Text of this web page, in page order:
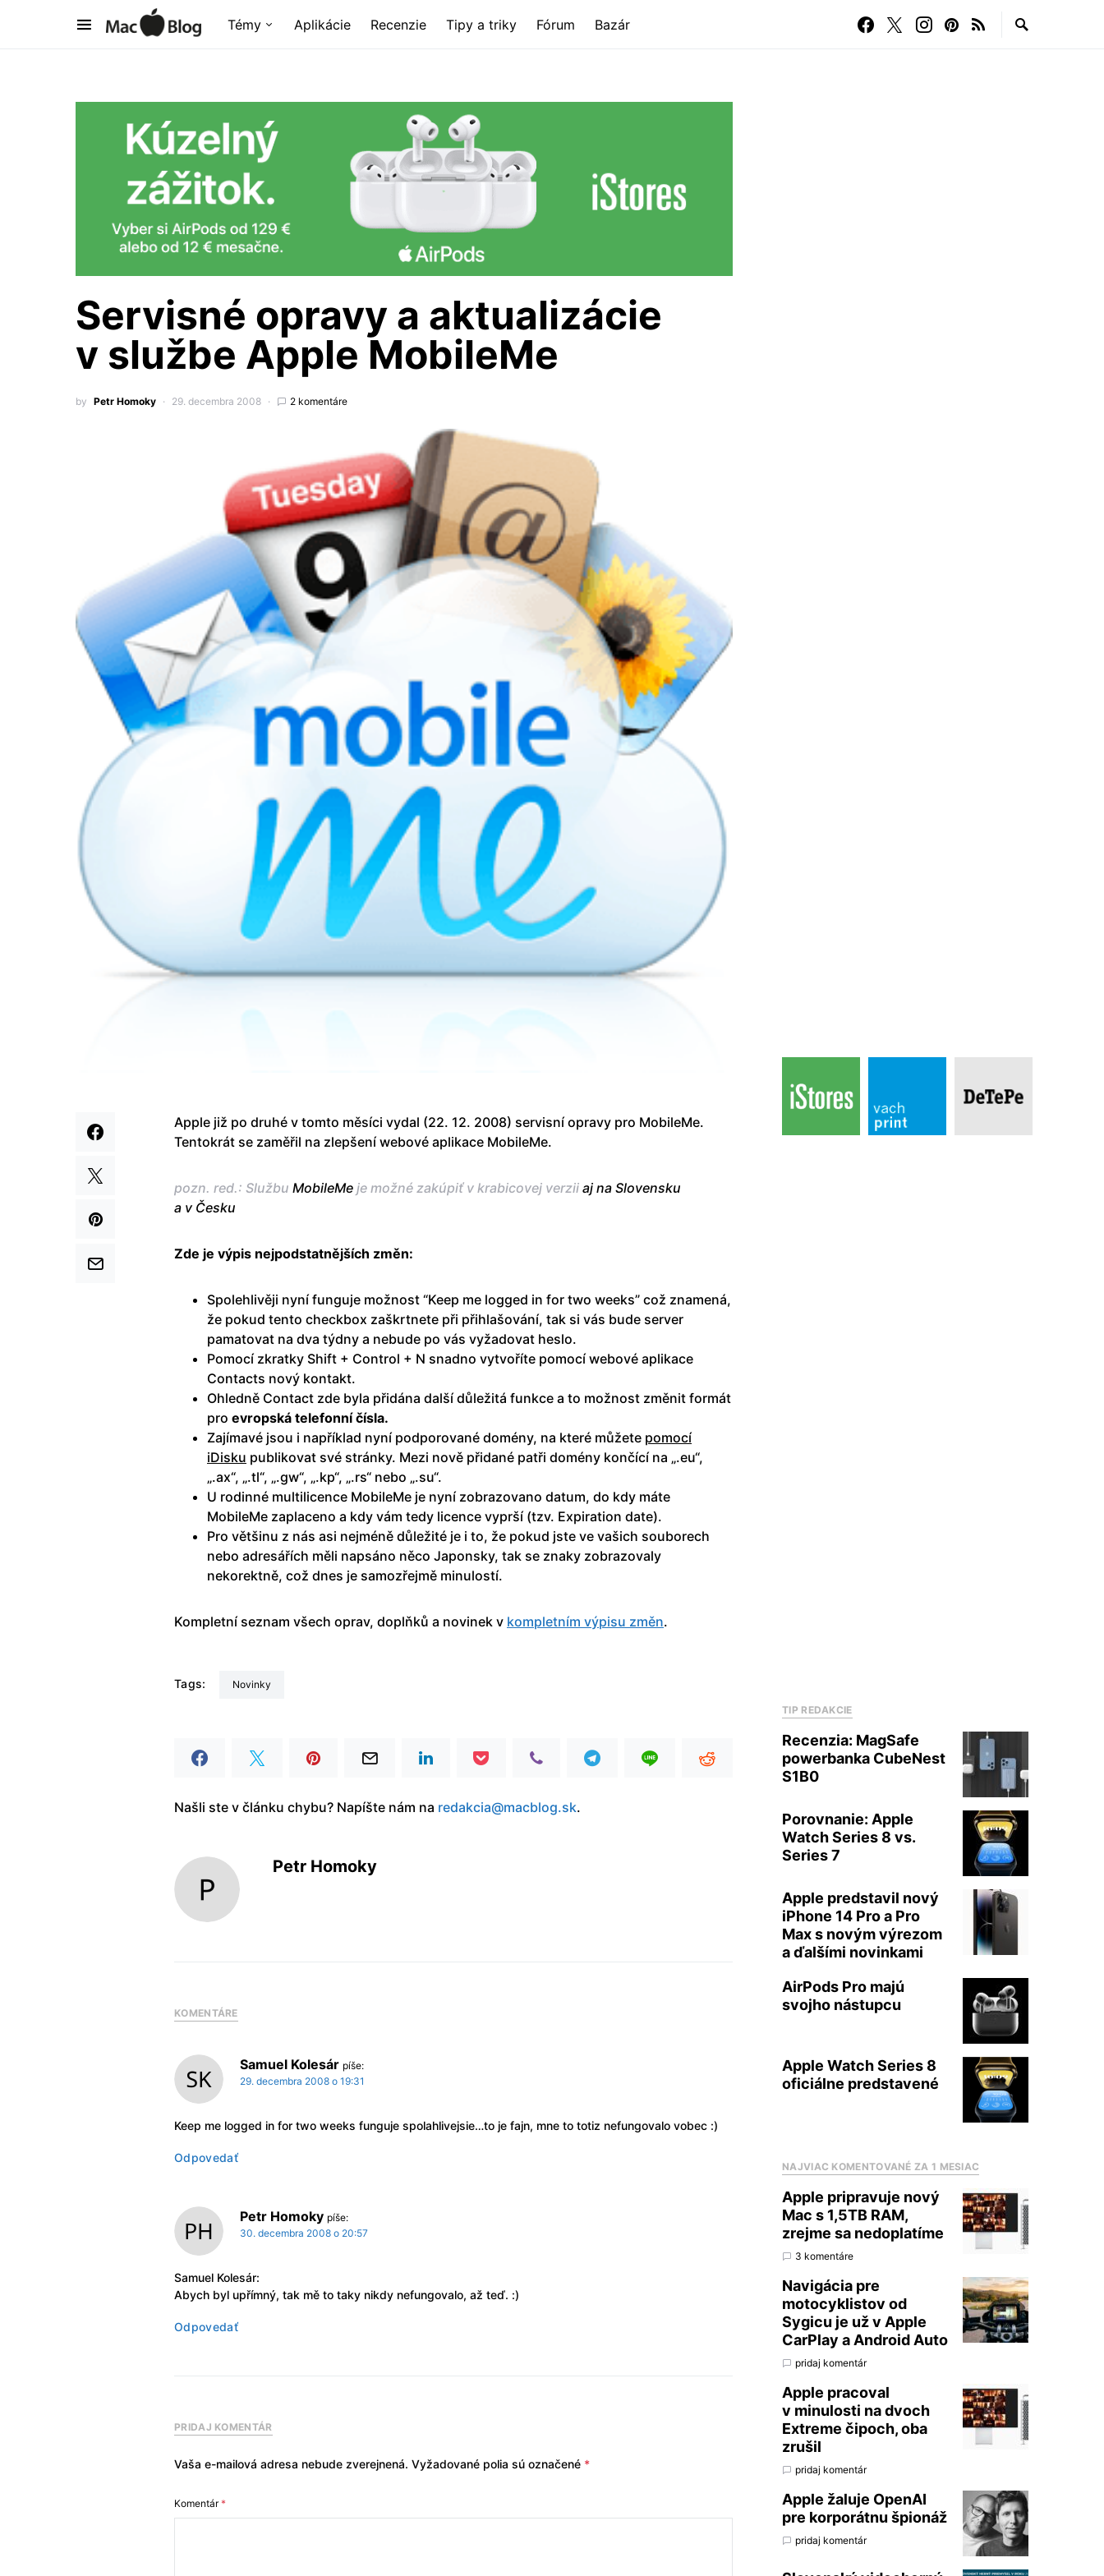
Témy Aplikácie Recenzie Tipy a triky Fórum Bazár
Servisné opravy a aktualizácie
v službe Apple MobileMe
by Petr Homoky 29. decembra 2008 2 komentáre
Apple již po druhé v tomto měsíci vydal (22. 12. 2008) servisní opravy pro MobileMe.
Tentokrát se zaměřil na zlepšení webové aplikace MobileMe.
pozn. red.: Službu MobileMe je možné zakúpiť v krabicovej verzii aj na Slovensku
a v Česku
Zde je výpis nejpodstatnějších změn:
Spolehlivěji nyní funguje možnost “Keep me logged in for two weeks” což znamená,
že pokud tento checkbox zaškrtnete při přihlašování, tak si vás bude server
pamatovat na dva týdny a nebude po vás vyžadovat heslo.
Pomocí zkratky Shift + Control + N snadno vytvoříte pomocí webové aplikace
Contacts nový kontakt.
Ohledně Contact zde byla přidána další důležitá funkce a to možnost změnit formát
pro evropská telefonní čísla.
Zajímavé jsou i například nyní podporované domény, na které můžete pomocí
iDisku publikovat své stránky. Mezi nově přidané patři domény končící na „.eu“,
„.ax“, „.tl“, „.gw“, „.kp“, „.rs“ nebo „.su“.
U rodinné multilicence MobileMe je nyní zobrazovano datum, do kdy máte
MobileMe zaplaceno a kdy vám tedy licence vyprší (tzv. Expiration date).
Pro většinu z nás asi nejméně důležité je i to, že pokud jste ve vašich souborech
nebo adresářích měli napsáno něco Japonsky, tak se znaky zobrazovaly
nekorektně, což dnes je samozřejmě minulostí.
Kompletní seznam všech oprav, doplňků a novinek v kompletním výpisu změn.
Tags: Novinky
Našli ste v článku chybu? Napíšte nám na redakcia@macblog.sk.
Petr Homoky
KOMENTÁRE
Samuel Kolesár píše:
29. decembra 2008 o 19:31
Keep me logged in for two weeks funguje spolahlivejsie…to je fajn, mne to totiz nefungovalo vobec :)
Odpovedať
Petr Homoky píše:
30. decembra 2008 o 20:57
Samuel Kolesár:
Abych byl upřímný, tak mě to taky nikdy nefungovalo, až teď. :)
Odpovedať
PRIDAJ KOMENTÁR
Vaša e-mailová adresa nebude zverejnená. Vyžadované polia sú označené *
Komentár*
TIP REDAKCIE
Recenzia: MagSafe
powerbanka CubeNest
S1B0
Porovnanie: Apple
Watch Series 8 vs.
Series 7
Apple predstavil nový
iPhone 14 Pro a Pro
Max s novým výrezom
a ďalšími novinkami
AirPods Pro majú
svojho nástupcu
Apple Watch Series 8
oficiálne predstavené
NAJVIAC KOMENTOVANÉ ZA 1 MESIAC
Apple pripravuje nový
Mac s 1,5TB RAM,
zrejme sa nedoplatíme
3 komentáre
Navigácia pre
motocyklistov od
Sygicu je už v Apple
CarPlay a Android Auto
pridaj komentár
Apple pracoval
v minulosti na dvoch
Extreme čipoch, oba
zrušil
pridaj komentár
Apple žaluje OpenAI
pre korporátnu špionáž
pridaj komentár